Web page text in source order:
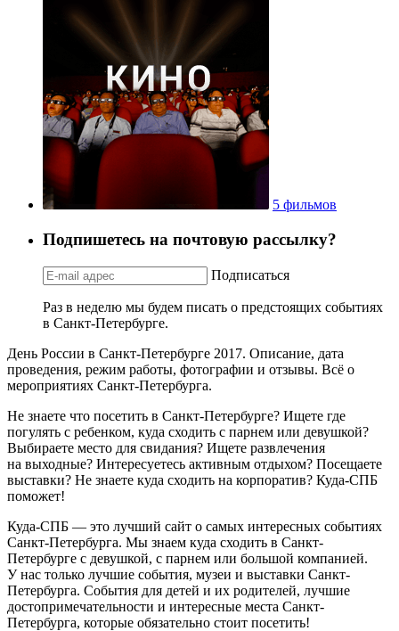
5 фильмов
Подпишетесь на почтовую рассылку?
Подписаться
Раз в неделю мы будем писать о предстоящих событиях
в Санкт-Петербурге.
День России в Санкт-Петербурге 2017. Описание, дата
проведения, режим работы, фотографии и отзывы. Всё о
мероприятиях Санкт-Петербурга.
Не знаете что посетить в Санкт-Петербурге? Ищете где
погулять с ребенком, куда сходить с парнем или девушкой?
Выбираете место для свидания? Ищете развлечения
на выходные? Интересуетесь активным отдыхом? Посещаете
выставки? Не знаете куда сходить на корпоратив? Куда-СПБ
поможет!
Куда-СПБ — это лучший сайт о самых интересных событиях
Санкт-Петербурга. Мы знаем куда сходить в Санкт-
Петербурге с девушкой, с парнем или большой компанией.
У нас только лучшие события, музеи и выставки Санкт-
Петербурга. События для детей и их родителей, лучшие
достопримечательности и интересные места Санкт-
Петербурга, которые обязательно стоит посетить!